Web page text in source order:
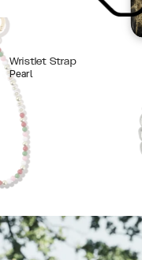
Wristlet Strap
Pearl